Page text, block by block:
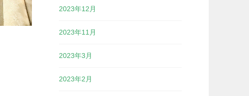
2023年12月
2023年11月
2023年3月
2023年2月